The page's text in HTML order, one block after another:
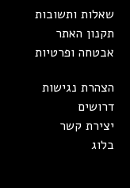
שאלות ותשובות
תקנון האתר
אבטחה ופרטיות
הצהרת נגישות
דרושים
יצירת קשר
בלוג